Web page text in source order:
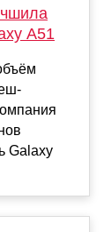
A51
Galaxy